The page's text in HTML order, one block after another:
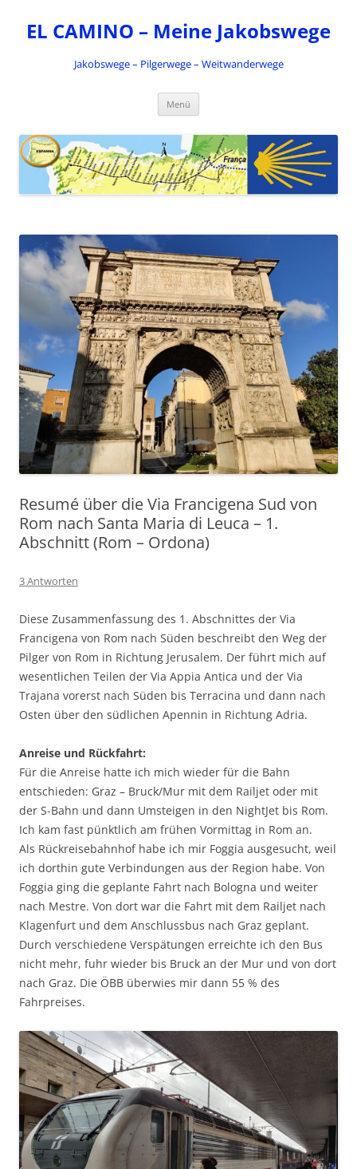
springen
EL CAMINO – Meine Jakobswege
Jakobswege – Pilgerwege – Weitwanderwege
Menü
Resumé über die Via Francigena Sud von
Rom nach Santa Maria di Leuca – 1.
Abschnitt (Rom – Ordona)
3 Antworten
Diese Zusammenfassung des 1. Abschnittes der Via
Francigena von Rom nach Süden beschreibt den Weg der
Pilger von Rom in Richtung Jerusalem. Der führt mich auf
wesentlichen Teilen der Via Appia Antica und der Via
Trajana vorerst nach Süden bis Terracina und dann nach
Osten über den südlichen Apennin in Richtung Adria.
Anreise und Rückfahrt:
Für die Anreise hatte ich mich wieder für die Bahn
entschieden: Graz – Bruck/Mur mit dem Railjet oder mit
der S-Bahn und dann Umsteigen in den NightJet bis Rom.
Ich kam fast pünktlich am frühen Vormittag in Rom an.
Als Rückreisebahnhof habe ich mir Foggia ausgesucht, weil
ich dorthin gute Verbindungen aus der Region habe. Von
Foggia ging die geplante Fahrt nach Bologna und weiter
nach Mestre. Von dort war die Fahrt mit dem Railjet nach
Klagenfurt und dem Anschlussbus nach Graz geplant.
Durch verschiedene Verspätungen erreichte ich den Bus
nicht mehr, fuhr wieder bis Bruck an der Mur und von dort
nach Graz. Die ÖBB überwies mir dann 55 % des
Fahrpreises.